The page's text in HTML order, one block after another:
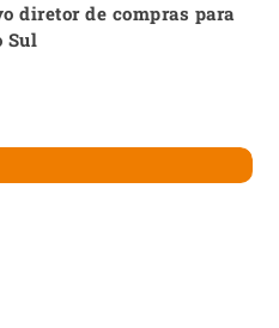
diretor de compras para
Sul